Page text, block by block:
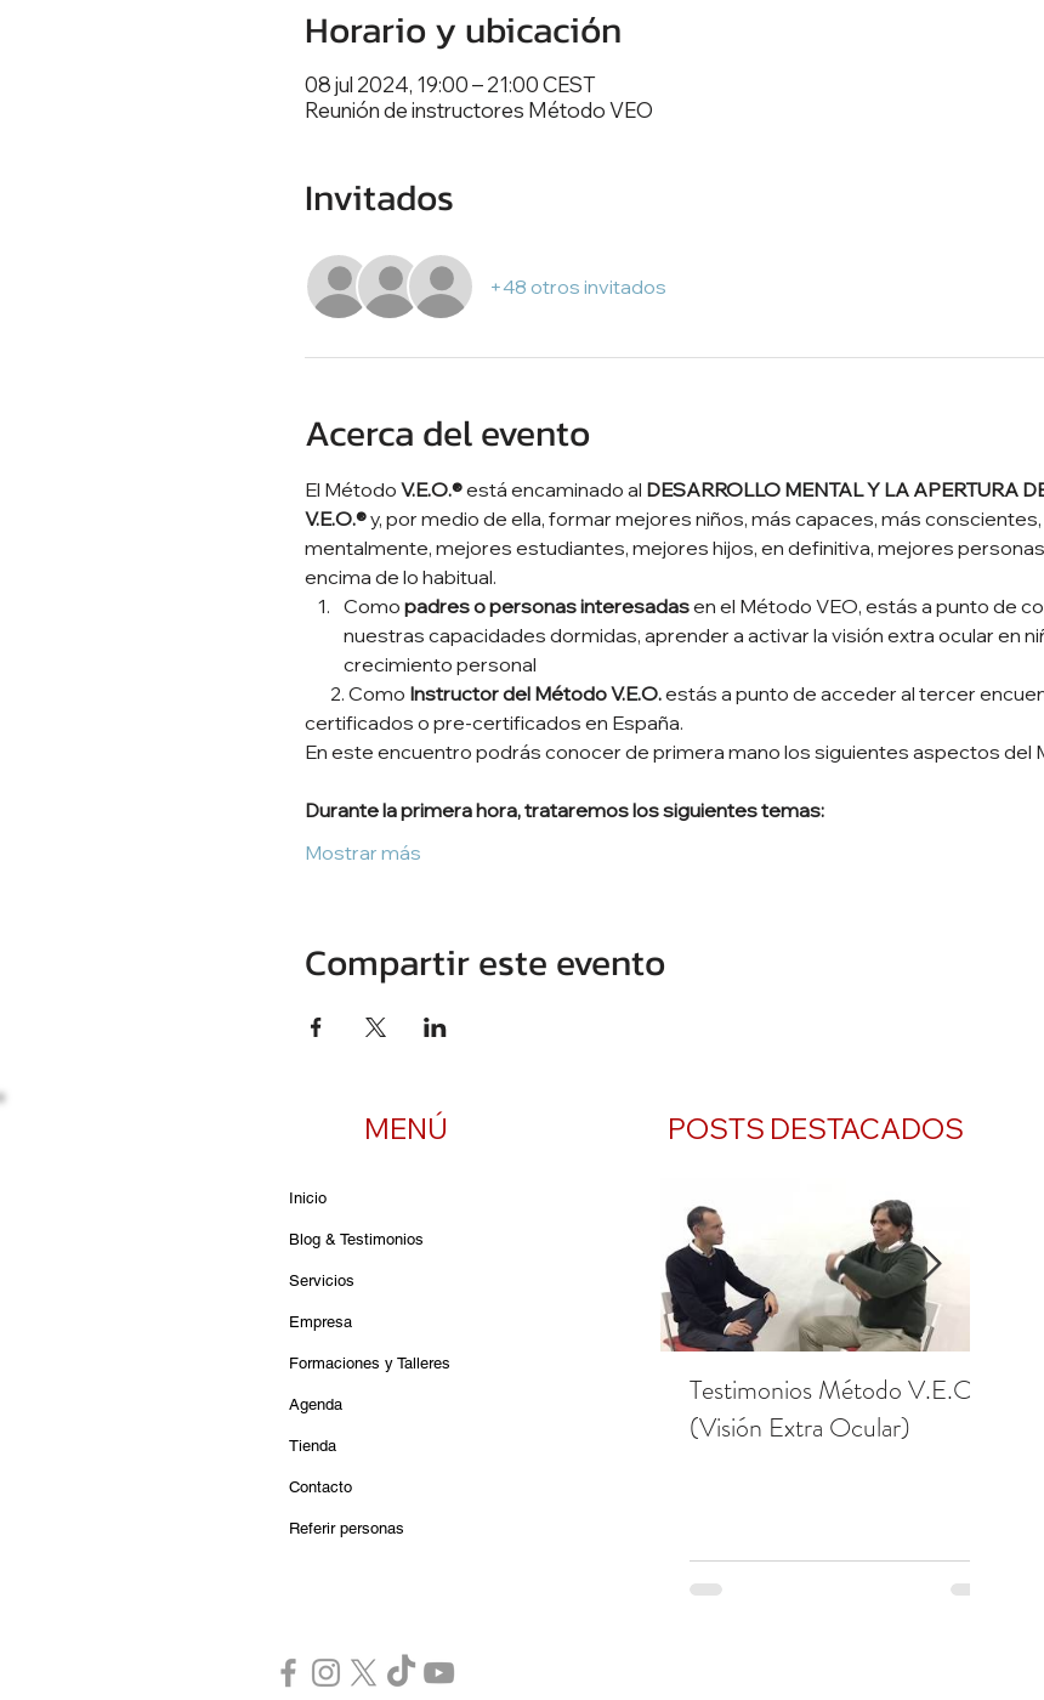
Horario y ubicación
08 jul 2024, 19:00 – 21:00 CEST
Reunión de instructores Método VEO
Invitados
+48 otros invitados
Acerca del evento
El Método V.E.O.® está encaminado al DESARROLLO MENTAL Y LA APERTURA
V.E.O.® y, por medio de ella, formar mejores niños, más capaces, más
mentalmente, mejores estudiantes, mejores hijos, en definitiva, mejores
encima de lo habitual.
Como padres o personas interesadas en el Método VEO, estás a punto de
nuestras capacidades dormidas, aprender a activar la visión extra ocular en
crecimiento personal
2. Como Instructor del Método V.E.O. estás a punto de acceder al tercer
certificados o pre-certificados en España.
En este encuentro podrás conocer de primera mano los siguientes aspectos del
Durante la primera hora, trataremos los siguientes temas:
Mostrar más
Compartir este evento
MENÚ
Inicio
Blog & Testimonios
Servicios
Empresa
Formaciones y Talleres
Agenda
Tienda
Contacto
Referir personas
POSTS DESTACADOS
Testimonios Método V.E.O.
(Visión Extra Ocular)